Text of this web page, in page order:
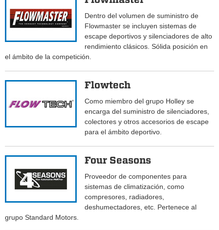
Dentro del volumen de suministro de
Flowmaster se incluyen sistemas de
escape deportivos y silenciadores de alto
rendimiento clásicos. Sólida posición en
el ámbito de la competición.
Flowtech
Como miembro del grupo Holley se
encarga del suministro de silenciadores,
colectores y otros accesorios de escape
para el ámbito deportivo.
Four Seasons
Proveedor de componentes para
sistemas de climatización, como
compresores, radiadores,
deshumectadores, etc. Pertenece al
grupo Standard Motors.